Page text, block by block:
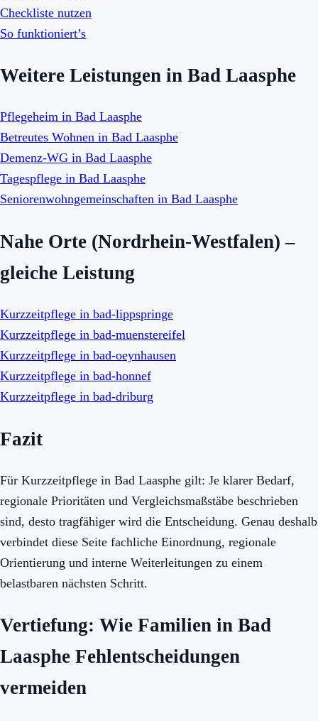
Checkliste nutzen
So funktioniert’s
Weitere Leistungen in Bad Laasphe
Pflegeheim in Bad Laasphe
Betreutes Wohnen in Bad Laasphe
Demenz-WG in Bad Laasphe
Tagespflege in Bad Laasphe
Seniorenwohngemeinschaften in Bad Laasphe
Nahe Orte (Nordrhein-Westfalen) –
gleiche Leistung
Kurzzeitpflege in bad-lippspringe
Kurzzeitpflege in bad-muenstereifel
Kurzzeitpflege in bad-oeynhausen
Kurzzeitpflege in bad-honnef
Kurzzeitpflege in bad-driburg
Fazit
Für Kurzzeitpflege in Bad Laasphe gilt: Je klarer Bedarf,
regionale Prioritäten und Vergleichsmaßstäbe beschrieben
sind, desto tragfähiger wird die Entscheidung. Genau deshalb
verbindet diese Seite fachliche Einordnung, regionale
Orientierung und interne Weiterleitungen zu einem
belastbaren nächsten Schritt.
Vertiefung: Wie Familien in Bad
Laasphe Fehlentscheidungen
vermeiden